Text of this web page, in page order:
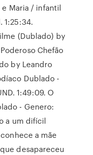
e Maria / infantil
1:25:34.
(Dublado) by
Chefão
by Leandro
Dublado -
1:49:09. O
- Genero:
a um difícil
a mãe
desapareceu